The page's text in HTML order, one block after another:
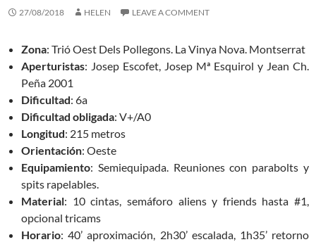
27/08/2018 HELEN LEAVE A COMMENT
Zona: Trió Oest Dels Pollegons. La Vinya Nova. Montserrat
Aperturistas: Josep Escofet, Josep Mª Esquirol y Jean Ch.
Peña 2001
Dificultad: 6a
Dificultad obligada: V+/A0
Longitud: 215 metros
Orientación: Oeste
Equipamiento: Semiequipada. Reuniones con parabolts y
spits rapelables.
Material: 10 cintas, semáforo aliens y friends hasta #1,
opcional tricams
Horario: 40’ aproximación, 2h30’ escalada, 1h35’ retorno